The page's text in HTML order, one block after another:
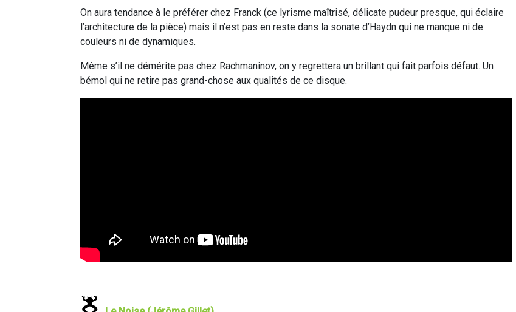
On aura tendance à le préférer chez Franck (ce lyrisme maîtrisé, délicate pudeur presque, qui éclaire
l’architecture de la pièce) mais il n’est pas en reste dans la sonate d’Haydn qui ne manque ni de
couleurs ni de dynamiques.
Même s’il ne démérite pas chez Rachmaninov, on y regrettera un brillant qui fait parfois défaut. Un
bémol qui ne retire pas grand-chose aux qualités de ce disque.